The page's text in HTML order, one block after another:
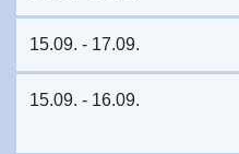
15.09. - 17.09.
15.09. - 16.09.